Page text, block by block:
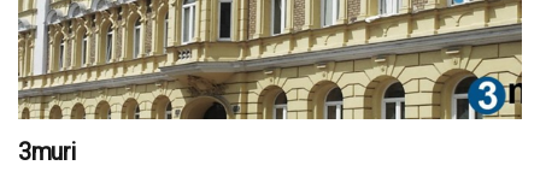
3muri